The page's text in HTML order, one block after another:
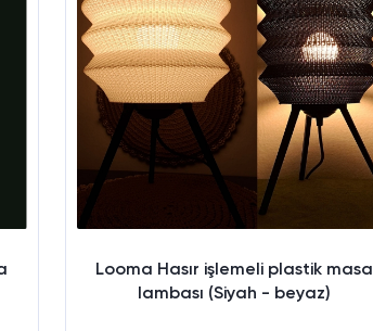
Looma Hasır işlemeli plastik masa
lambası (Siyah - beyaz)